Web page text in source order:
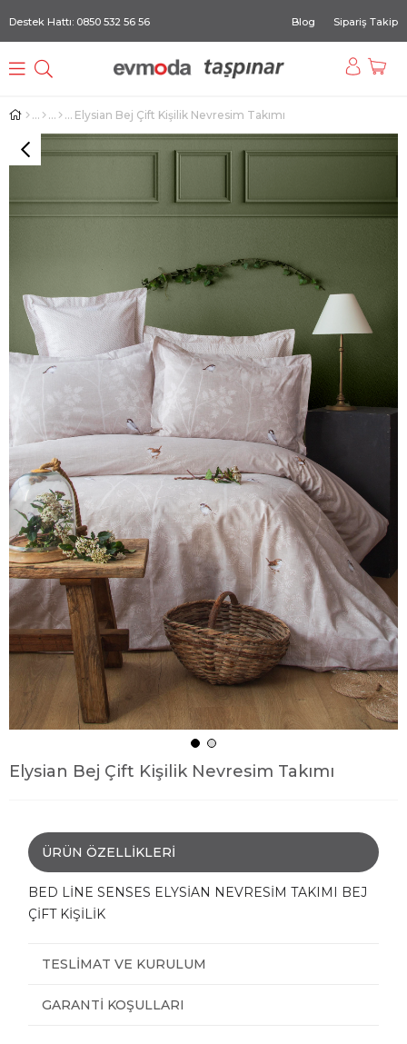
Destek Hattı: 0850 532 56 56 Blog Sipariş Takip
Elysian Bej Çift Kişilik Nevresim Takımı
Elysian Bej Çift Kişilik Nevresim Takımı
ÜRÜN ÖZELLIKLERI
BED LİNE SENSES ELYSİAN NEVRESİM TAKIMI BEJ
ÇİFT KİŞİLİK
TESLIMAT VE KURULUM
GARANTI KOŞULLARI